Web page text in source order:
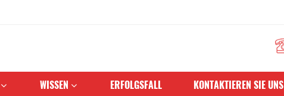
WISSEN ERFOLGSFALL KONTAKTIEREN SIE UNS